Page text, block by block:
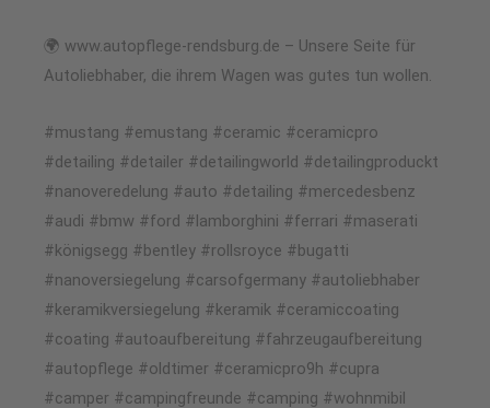
🌍 www.autopflege-rendsburg.de – Unsere Seite für
Autoliebhaber, die ihrem Wagen was gutes tun wollen.
#mustang #emustang #ceramic #ceramicpro
#detailing #detailer #detailingworld #detailingproduckt
#nanoveredelung #auto #detailing #mercedesbenz
#audi #bmw #ford #lamborghini #ferrari #maserati
#königsegg #bentley #rollsroyce #bugatti
#nanoversiegelung #carsofgermany #autoliebhaber
#keramikversiegelung #keramik #ceramiccoating
#coating #autoaufbereitung #fahrzeugaufbereitung
#autopflege #oldtimer #ceramicpro9h #cupra
#camper #campingfreunde #camping #wohnmibil